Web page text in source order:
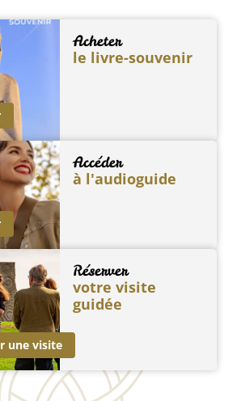
Acheter
le livre-souvenir
Accéder
à l'audioguide
Réserver
votre visite
guidée
une visite